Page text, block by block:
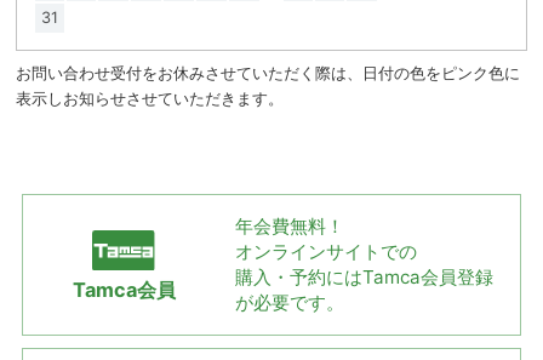
31
お問い合わせ受付をお休みさせていただく際は、日付の色をピンク色に
表示しお知らせさせていただきます。
Tamca会員
年会費無料！
オンラインサイトでの
購入・予約にはTamca会員登録
が必要です。